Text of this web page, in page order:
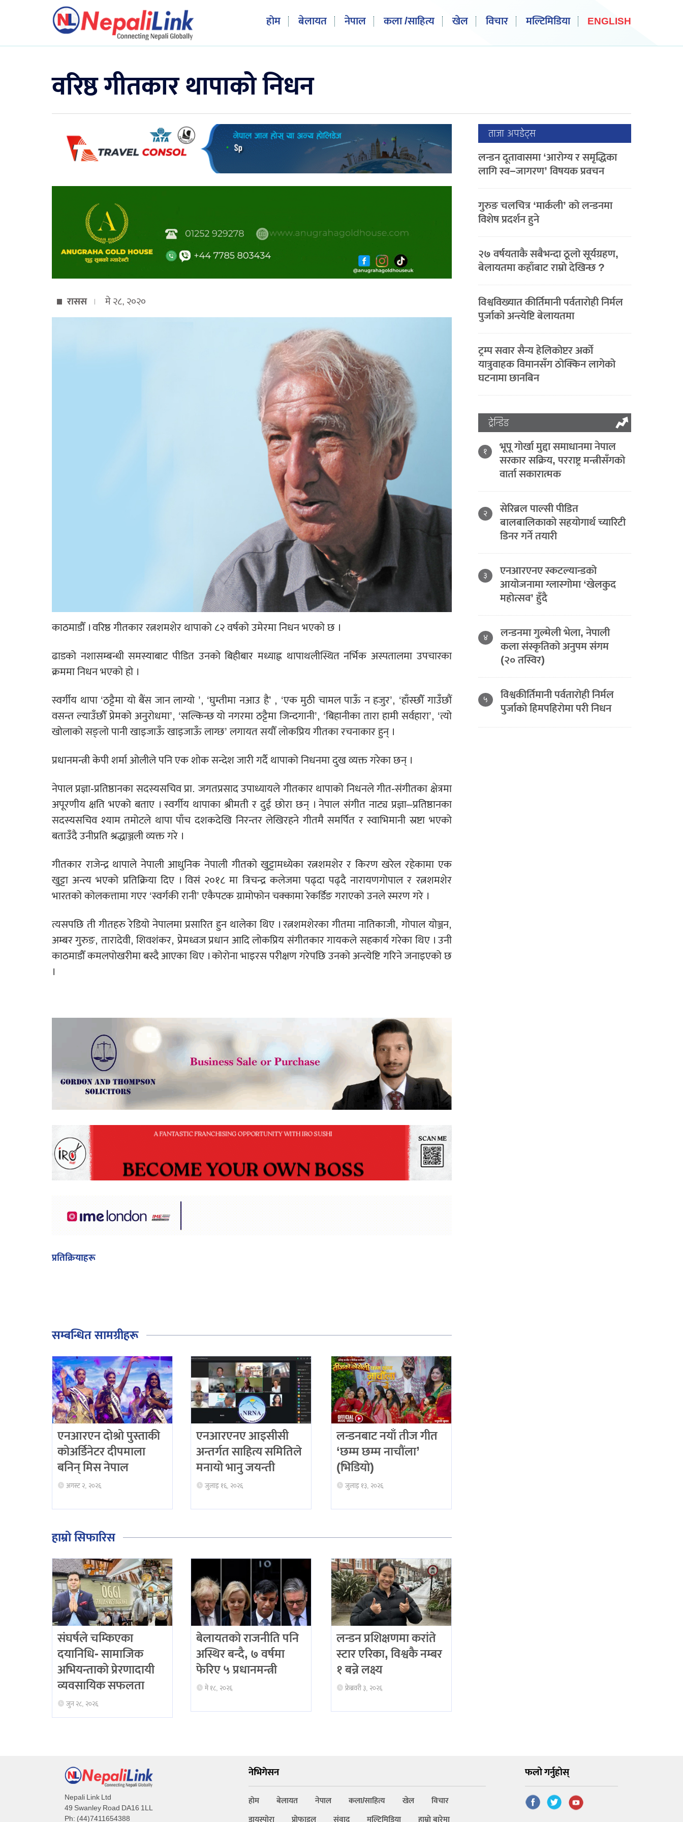
होम बेलायत नेपाल कला /साहित्य खेल विचार मल्टिमिडिया ENGLISH
वरिष्ठ गीतकार थापाको निधन
रासस मे २८, २०२०
काठमाडौँ । वरिष्ठ गीतकार रत्नशमशेर थापाको ८२ वर्षको उमेरमा निधन भएको छ ।
ढाडको नशासम्बन्धी समस्याबाट पीडित उनको बिहीबार मध्याह्न थापाथलीस्थित नर्भिक अस्पतालमा उपचारका
क्रममा निधन भएको हो ।
स्वर्गीय थापा ‘ठट्टैमा यो बैंस जान लाग्यो ’, ‘घुम्तीमा नआउ है’ , ‘एक मुठी चामल पाऊँ न हजुर’, ‘हाँस्छौँ गाउँछौं
वसन्त ल्याउँछौँ प्रेमको अनुरोधमा’, ‘सल्किन्छ यो नगरमा ठट्टैमा जिन्दगानी’, ‘बिहानीका तारा हामी सर्वहारा’, ‘त्यो
खोलाको सङ्लो पानी खाइजाऊँ खाइजाऊँ लाग्छ’ लगायत सयौँ लोकप्रिय गीतका रचनाकार हुन् ।
प्रधानमन्त्री केपी शर्मा ओलीले पनि एक शोक सन्देश जारी गर्दै थापाको निधनमा दुख व्यक्त गरेका छन् ।
नेपाल प्रज्ञा-प्रतिष्ठानका सदस्यसचिव प्रा. जगतप्रसाद उपाध्यायले गीतकार थापाको निधनले गीत-संगीतका क्षेत्रमा
अपूरणीय क्षति भएको बताए । स्वर्गीय थापाका श्रीमती र दुई छोरा छन् । नेपाल संगीत नाट्य प्रज्ञा–प्रतिष्ठानका
सदस्यसचिव श्याम तमोटले थापा पाँच दशकदेखि निरन्तर लेखिरहने गीतमै समर्पित र स्वाभिमानी स्रष्टा भएको
बताउँदै उनीप्रति श्रद्धाञ्जली व्यक्त गरे ।
गीतकार राजेन्द्र थापाले नेपाली आधुनिक नेपाली गीतको खुट्टामध्येका रत्नशमशेर र किरण खरेल रहेकामा एक
खुट्टा अन्त्य भएको प्रतिक्रिया दिए । विसं २०१८ मा त्रिचन्द्र कलेजमा पढ्दा पढ्दै नारायणगोपाल र रत्नशमशेर
भारतको कोलकत्तामा गएर ‘स्वर्गकी रानी’ एकैपटक ग्रामोफोन चक्कामा रेकर्डिङ गराएको उनले स्मरण गरे ।
त्यसपछि ती गीतहरु रेडियो नेपालमा प्रसारित हुन थालेका थिए । रत्नशमशेरका गीतमा नातिकाजी, गोपाल योञ्जन,
अम्बर गुरुङ, तारादेवी, शिवशंकर, प्रेमध्वज प्रधान आदि लोकप्रिय संगीतकार गायकले सहकार्य गरेका थिए । उनी
काठमाडौँ कमलपोखरीमा बस्दै आएका थिए । कोरोना भाइरस परीक्षण गरेपछि उनको अन्त्येष्टि गरिने जनाइएको छ
।
प्रतिक्रियाहरू
सम्बन्धित सामग्रीहरू
एनआरएन दोश्रो पुस्ताकी
कोअर्डिनेटर दीपमाला
बनिन् मिस नेपाल
अगस्ट २, २०२६
एनआरएनए आइसीसी
अन्तर्गत साहित्य समितिले
मनायो भानु जयन्ती
जुलाइ १६, २०२६
लन्डनबाट नयाँ तीज गीत
‘छम्म छम्म नाचौंला’
(भिडियो)
जुलाइ १३, २०२६
हाम्रो सिफारिस
संघर्षले चम्किएका
दयानिधि- सामाजिक
अभियन्ताको प्रेरणादायी
व्यवसायिक सफलता
जुन २८, २०२६
बेलायतको राजनीति पनि
अस्थिर बन्दै, ७ वर्षमा
फेरिए ५ प्रधानमन्त्री
मे १८, २०२६
लन्डन प्रशिक्षणमा करांते
स्टार एरिका, विश्वकै नम्बर
१ बन्ने लक्ष्य
फ्रेब्रवरी ३, २०२६
ताजा अपडेट्स
लन्डन दूतावासमा ‘आरोग्य र समृद्धिका
लागि स्व–जागरण’ विषयक प्रवचन
गुरुङ चलचित्र ‘मार्कली’ को लन्डनमा
विशेष प्रदर्शन हुने
२७ वर्षयताकै सबैभन्दा ठूलो सूर्यग्रहण,
बेलायतमा कहाँबाट राम्रो देखिन्छ ?
विश्वविख्यात कीर्तिमानी पर्वतारोही निर्मल
पुर्जाको अन्त्येष्टि बेलायतमा
ट्रम्प सवार सैन्य हेलिकोप्टर अर्को
यात्रुवाहक विमानसँग ठोक्किन लागेको
घटनामा छानबिन
ट्रेन्डिङ
१ भूपू गोर्खा मुद्दा समाधानमा नेपाल
सरकार सक्रिय, परराष्ट्र मन्त्रीसँगको
वार्ता सकारात्मक
२ सेरिब्रल पाल्सी पीडित
बालबालिकाको सहयोगार्थ च्यारिटी
डिनर गर्ने तयारी
३ एनआरएनए स्कटल्यान्डको
आयोजनामा ग्लास्गोमा ‘खेलकुद
महोत्सव’ हुँदै
४ लन्डनमा गुल्मेली भेला, नेपाली
कला संस्कृतिको अनुपम संगम
(२० तस्विर)
५ विश्वकीर्तिमानी पर्वतारोही निर्मल
पुर्जाको हिमपहिरोमा परी निधन
Nepali Link Ltd
49 Swanley Road DA16 1LL
Ph: (44)7411654388
नेभिगेसन
होम बेलायत नेपाल कला/साहित्य खेल
विचार
फलो गर्नुहोस्